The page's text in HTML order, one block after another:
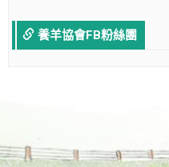
養羊協會FB粉絲團